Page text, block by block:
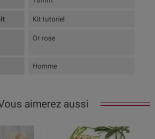
Kit tutoriel
Or rose
Homme
aimerez aussi